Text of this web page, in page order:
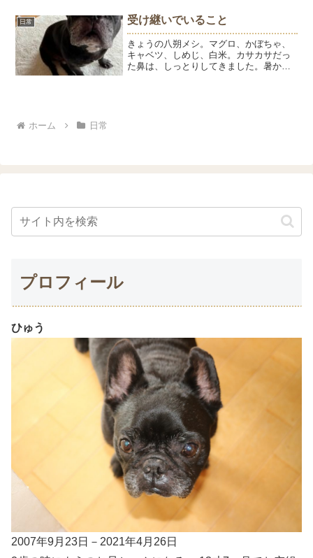
パもよいです。柔らかいブラシが気持ち
いいみたい...
日常 受け継いでいること
きょうの八朔メシ。マグロ、かぼちゃ、
キャベツ、しめじ、白米。カサカサだっ
た鼻は、しっとりしてきました。暑かっ
ホーム
日常
プロフィール
ひゅう
2007年9月23日－2021年4月26日